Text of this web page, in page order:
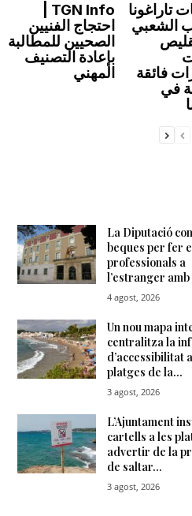
احتجاج الفنيين
الصحيين للمطالبة
بإعادة التصنيف
المهني
تاراغونا
الشعبي
فائقة
في